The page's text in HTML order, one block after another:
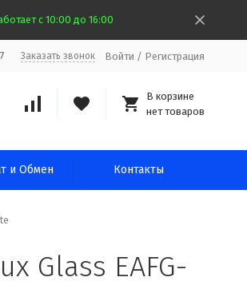
с 10:00 до 16:00
Заказать звонок Войти / Регистрация
В корзине
нет товаров
и Обмен Контакты
Glass EAFG-